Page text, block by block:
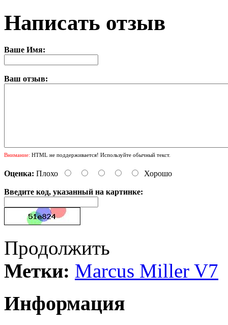
Написать отзыв
Ваше Имя:
Ваш отзыв:
Внимание: HTML не поддерживается! Используйте обычный текст.
Оценка: Плохо Хорошо
Введите код, указанный на картинке:
Продолжить
Метки: Marcus Miller V7
Информация